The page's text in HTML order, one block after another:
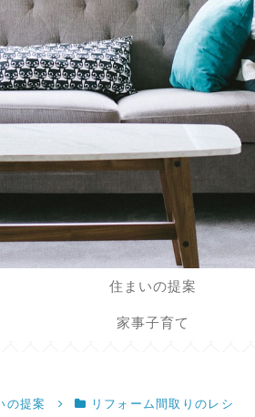
住まいの提案
家事子育て
の提案
リフォーム間取りのレシ